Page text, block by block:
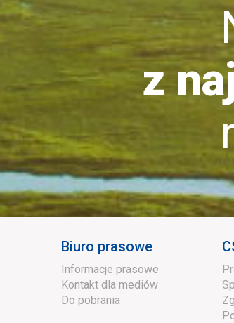
z
Biuro prasowe
Informacje prasowe
Kontakt dla mediów
Do pobrania